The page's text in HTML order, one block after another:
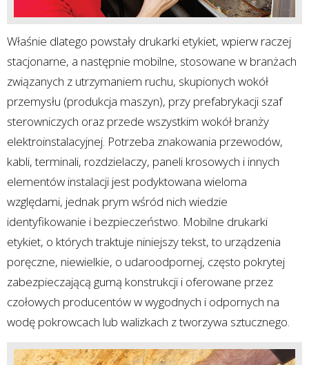
Właśnie dlatego powstały drukarki etykiet, wpierw raczej
stacjonarne, a następnie mobilne, stosowane w branżach
związanych z utrzymaniem ruchu, skupionych wokół
przemysłu (produkcja maszyn), przy prefabrykacji szaf
sterowniczych oraz przede wszystkim wokół branży
elektroinstalacyjnej. Potrzeba znakowania przewodów,
kabli, terminali, rozdzielaczy, paneli krosowych i innych
elementów instalacji jest podyktowana wieloma
względami, jednak prym wśród nich wiedzie
identyfikowanie i bezpieczeństwo. Mobilne drukarki
etykiet, o których traktuje niniejszy tekst, to urządzenia
poręczne, niewielkie, o udaroodpornej, często pokrytej
zabezpieczającą gumą konstrukcji i oferowane przez
czołowych producentów w wygodnych i odpornych na
wodę pokrowcach lub walizkach z tworzywa sztucznego.